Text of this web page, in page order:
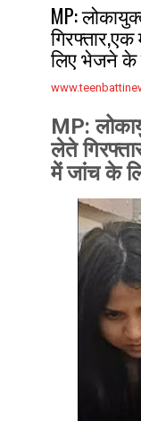
MP:
लिए भेजने
MP:
लेते
में जांच के